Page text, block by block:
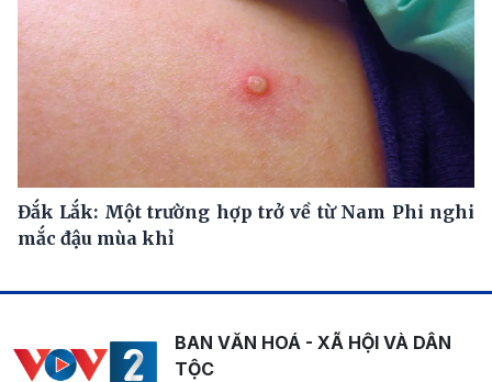
Đắk Lắk: Một trường hợp trở về từ Nam Phi nghi
mắc đậu mùa khỉ
BAN VĂN HOÁ - XÃ HỘI VÀ DÂN
TỘC